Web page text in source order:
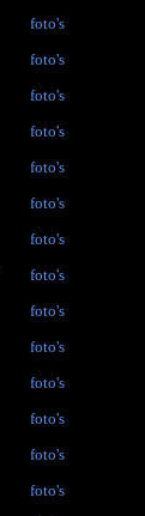
foto's
foto's
foto's
foto's
foto's
foto's
foto's
foto's
foto's
foto's
foto's
foto's
foto's
foto's